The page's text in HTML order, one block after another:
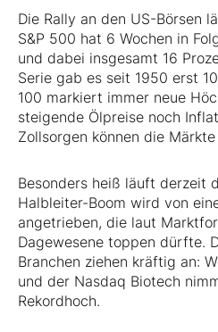
Die Rally an den US-Börsen
S&P 500 hat 6 Wochen in
und dabei insgesamt 16
Serie gab es seit 1950 erst
100 markiert immer neue
steigende Ölpreise noch
Zollsorgen können die
Besonders heiß läuft derzeit
Halbleiter-Boom wird von
angetrieben, die laut
Dagewesene toppen dürfte.
Branchen ziehen kräftig an:
und der Nasdaq Biotech
Rekordhoch.